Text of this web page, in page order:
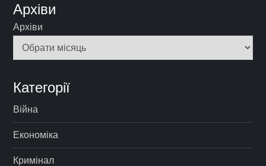
Архіви
Архіви
Категорії
Війна
Економіка
Кримінал